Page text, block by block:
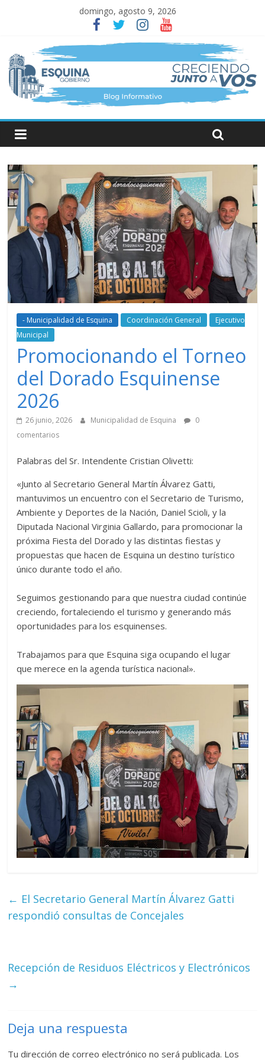
domingo, agosto 9, 2026
- Municipalidad de Esquina Coordinación General
Ejecutivo
Municipal
Promocionando el Torneo
del Dorado Esquinense
2026
26 junio, 2026 Municipalidad de Esquina
0
comentarios
Palabras del Sr. Intendente Cristian Olivetti:
«Junto al Secretario General Martín Álvarez Gatti,
mantuvimos un encuentro con el Secretario de Turismo,
Ambiente y Deportes de la Nación, Daniel Scioli, y la
Diputada Nacional Virginia Gallardo, para promocionar la
próxima Fiesta del Dorado y las distintas fiestas y
propuestas que hacen de Esquina un destino turístico
único durante todo el año.
Seguimos gestionando para que nuestra ciudad continúe
creciendo, fortaleciendo el turismo y generando más
oportunidades para los esquinenses.
Trabajamos para que Esquina siga ocupando el lugar
que merece en la agenda turística nacional».
← El Secretario General Martín Álvarez Gatti
respondió consultas de Concejales
Recepción de Residuos Eléctricos y Electrónicos
→
Deja una respuesta
Tu dirección de correo electrónico no será publicada. Los